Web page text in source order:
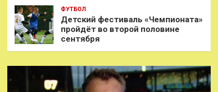
ФУТБОЛ
Детский фестиваль «Чемпионата»
пройдёт во второй половине
сентября